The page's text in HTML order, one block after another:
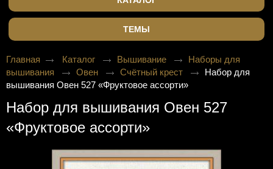
ТЕМЫ
Главная Каталог Вышивание
Наборы для
вышивания
Овен Счётный крест
Набор для
вышивания Овен 527 «Фруктовое ассорти»
Набор для вышивания Овен 527
«Фруктовое ассорти»